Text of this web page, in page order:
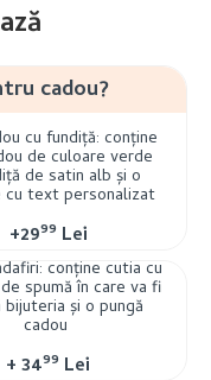
cadou?
cu fundiță: conține
de culoare verde
de satin alb și o
text personalizat
+2999 Lei
conține cutia cu
spumă în care va fi
și o pungă
cadou
+3499 Lei